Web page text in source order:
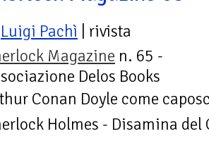
Luigi Pachì | rivista
Magazine n. 65 -
Delos Books
Conan Doyle come
Holmes - Disamina